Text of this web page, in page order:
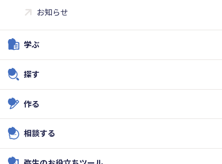
お知らせ
学ぶ
探す
作る
相談する